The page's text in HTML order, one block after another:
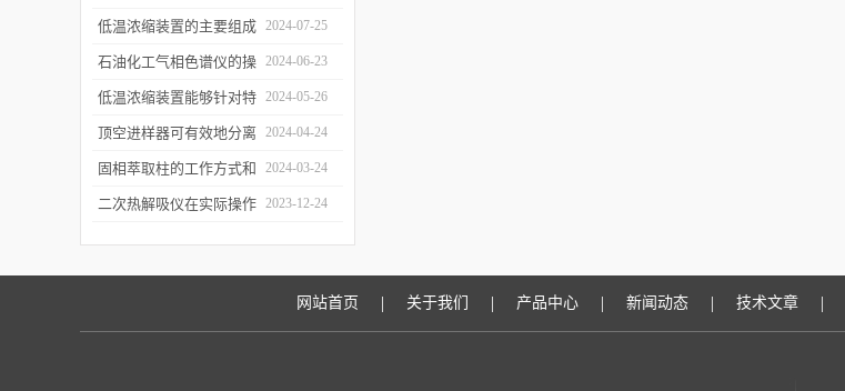
离过程
及使用注意事项
低温浓缩装置的主要组成
部分及具体工作流程分析
2024-07-25
石油化工气相色谱仪的操
作要点详细分析
2024-06-23
低温浓缩装置能够针对特
定的目标组分进行有效浓
缩
2024-05-26
顶空进样器可有效地分离
和富集样品中的挥发性成
分
2024-04-24
固相萃取柱的工作方式和
应用场景
2024-03-24
二次热解吸仪在实际操作 2023-12-24
网站首页 | 关于我们 | 产品中心 | 新闻动态 | 技术文章 |